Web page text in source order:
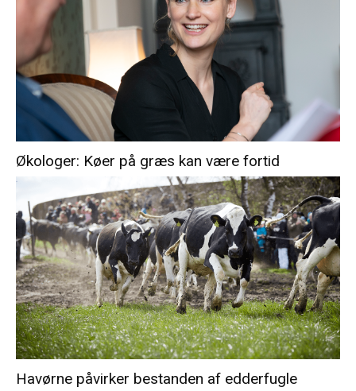
Økologer: Køer på græs kan være fortid
Havørne påvirker bestanden af edderfugle